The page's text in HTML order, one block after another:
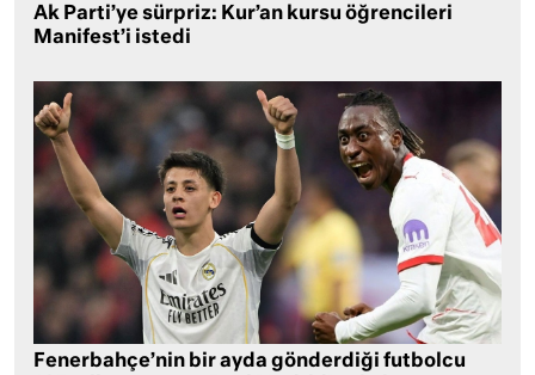
Ak Parti’ye sürpriz: Kur’an kursu öğrencileri
Manifest’i istedi
Fenerbahçe’nin bir ayda gönderdiği futbolcu